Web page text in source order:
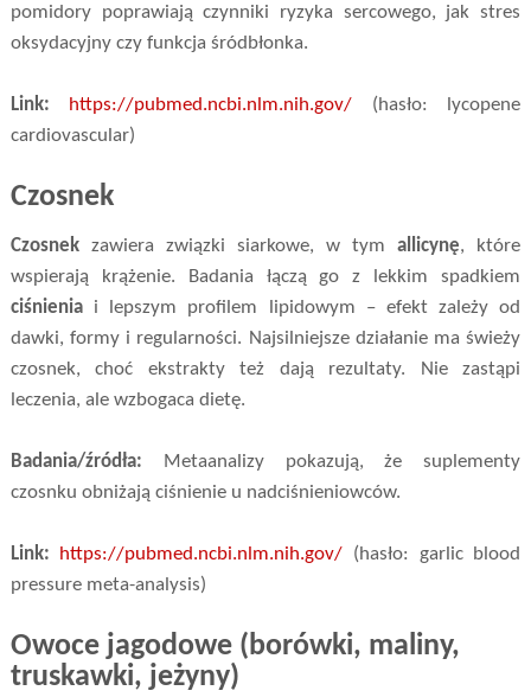
pomidory poprawiają czynniki ryzyka sercowego, jak stres
oksydacyjny czy funkcja śródbłonka.
Link: https://pubmed.ncbi.nlm.nih.gov/ (hasło: lycopene
cardiovascular)
Czosnek
Czosnekzawiera związki siarkowe, w tymallicynę, które
wspierają krążenie. Badania łączą go z lekkim spadkiem
ciśnieniai lepszym profilem lipidowym – efekt zależy od
dawki, formy i regularności. Najsilniejsze działanie ma świeży
czosnek, choć ekstrakty też dają rezultaty. Nie zastąpi
leczenia, ale wzbogaca dietę.
Badania/źródła: Metaanalizy pokazują, że suplementy
czosnku obniżają ciśnienie u nadciśnieniowców.
Link: https://pubmed.ncbi.nlm.nih.gov/ (hasło: garlic blood
pressure meta-analysis)
Owoce jagodowe (borówki, maliny,
truskawki, jeżyny)